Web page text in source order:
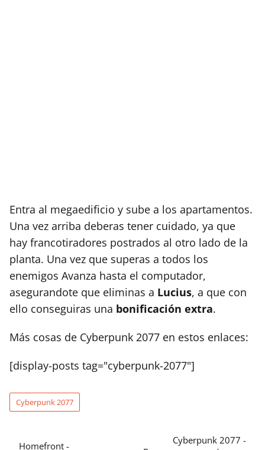
Entra al megaedificio y sube a los apartamentos.
Una vez arriba deberas tener cuidado, ya que
hay francotiradores postrados al otro lado de la
planta. Una vez que superas a todos los
enemigos Avanza hasta el computador,
asegurandote que eliminas a Lucius, a que con
ello conseguiras una bonificación extra.
Más cosas de Cyberpunk 2077 en estos enlaces:
[display-posts tag="cyberpunk-2077"]
Cyberpunk 2077
Homefront -
Cyberpunk 2077 -